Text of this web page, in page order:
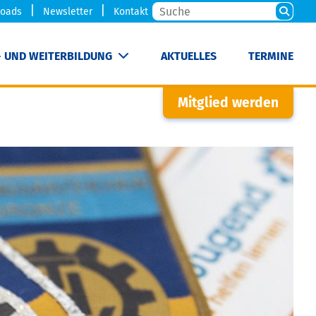
Newsletter Kontakt
UND WEITERBILDUNG AKTUELLES TERMINE
Mitglied werden